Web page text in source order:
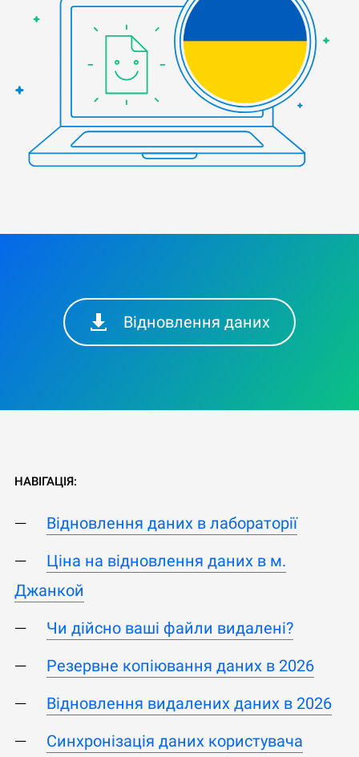
Відновлення даних
НАВІГАЦІЯ:
Відновлення даних в лабораторії
Ціна на відновлення даних в м.
Джанкой
Чи дійсно ваші файли видалені?
Резервне копіювання даних в 2026
Відновлення видалених даних в 2026
Синхронізація даних користувача